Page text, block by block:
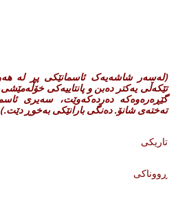
(لەسەر شاشەیەک ئاسمانێکی پڕ لە
تێکەڵی یەکتر دەبن و پانتاییەکی
گێڕەرەوەکە دەردەکەوێت، سەیری
تەختەی شانۆ.دەنگی بارانێکی بەخوڕ دێت.
)
تاریکی
ڕووناکی